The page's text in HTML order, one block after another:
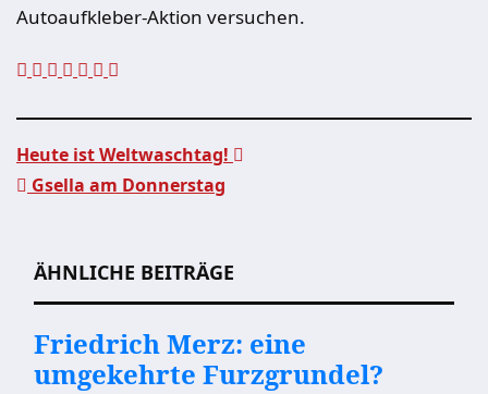
Autoaufkleber-Aktion versuchen.
Heute ist Weltwaschtag!
Gsella am Donnerstag
ÄHNLICHE BEITRÄGE
Friedrich Merz: eine
umgekehrte Furzgrundel?